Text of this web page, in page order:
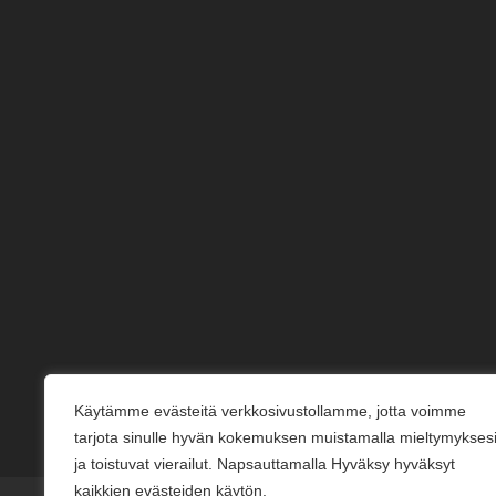
Käytämme evästeitä verkkosivustollamme, jotta voimme
tarjota sinulle hyvän kokemuksen muistamalla mieltymyksesi
ja toistuvat vierailut. Napsauttamalla Hyväksy hyväksyt
kaikkien evästeiden käytön.